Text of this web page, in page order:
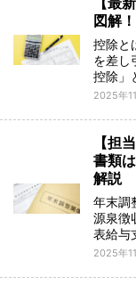
図解
控除と
を差し
控除」
2025年
【担
書類
解説
年末調
源泉徴
表給与
2025年